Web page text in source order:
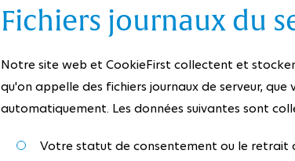
Fichiers journaux du
Notre site web et CookieFirst collectent et
qu'on appelle des fichiers journaux de serveur,
automatiquement. Les données suivantes sont
Votre statut de consentement ou le retrait